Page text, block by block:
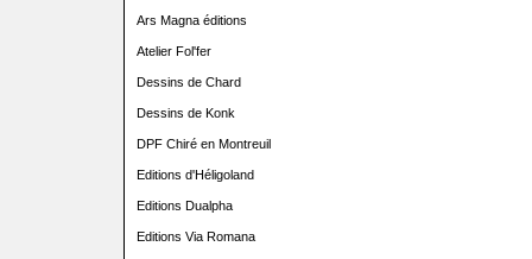
Ars Magna éditions
Atelier Fol'fer
Dessins de Chard
Dessins de Konk
DPF Chiré en Montreuil
Editions d'Héligoland
Editions Dualpha
Editions Via Romana